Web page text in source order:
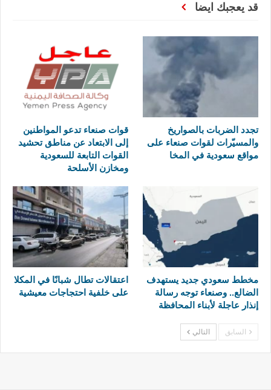
قد يعجبك ايضا
تجدد الضربات بالصواريخ
والمسيّرات لقوات صنعاء على
مواقع سعودية في المخا
قوات صنعاء تدعو المواطنين
إلى الابتعاد عن مناطق تحشيد
القوات التابعة للسعودية
ومخازن الأسلحة
مخطط سعودي جديد يستهدف
الضالع.. وصنعاء توجه رسالة
إنذار عاجلة لأبناء المحافظة
اعتقالات تطال شبانًا في المكلا
على خلفية احتجاجات معيشية
السابق التالي